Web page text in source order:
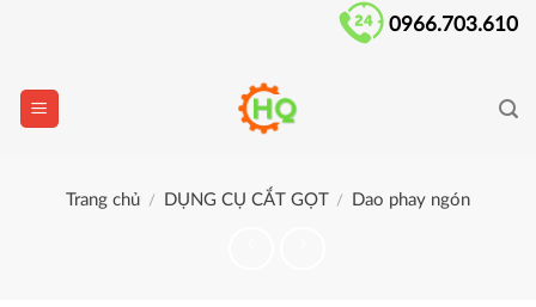
0966.703.610
Trang chủ / DỤNG CỤ CẮT GỌT / Dao phay ngón